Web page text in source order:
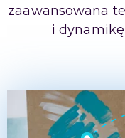
zaawansowana
i